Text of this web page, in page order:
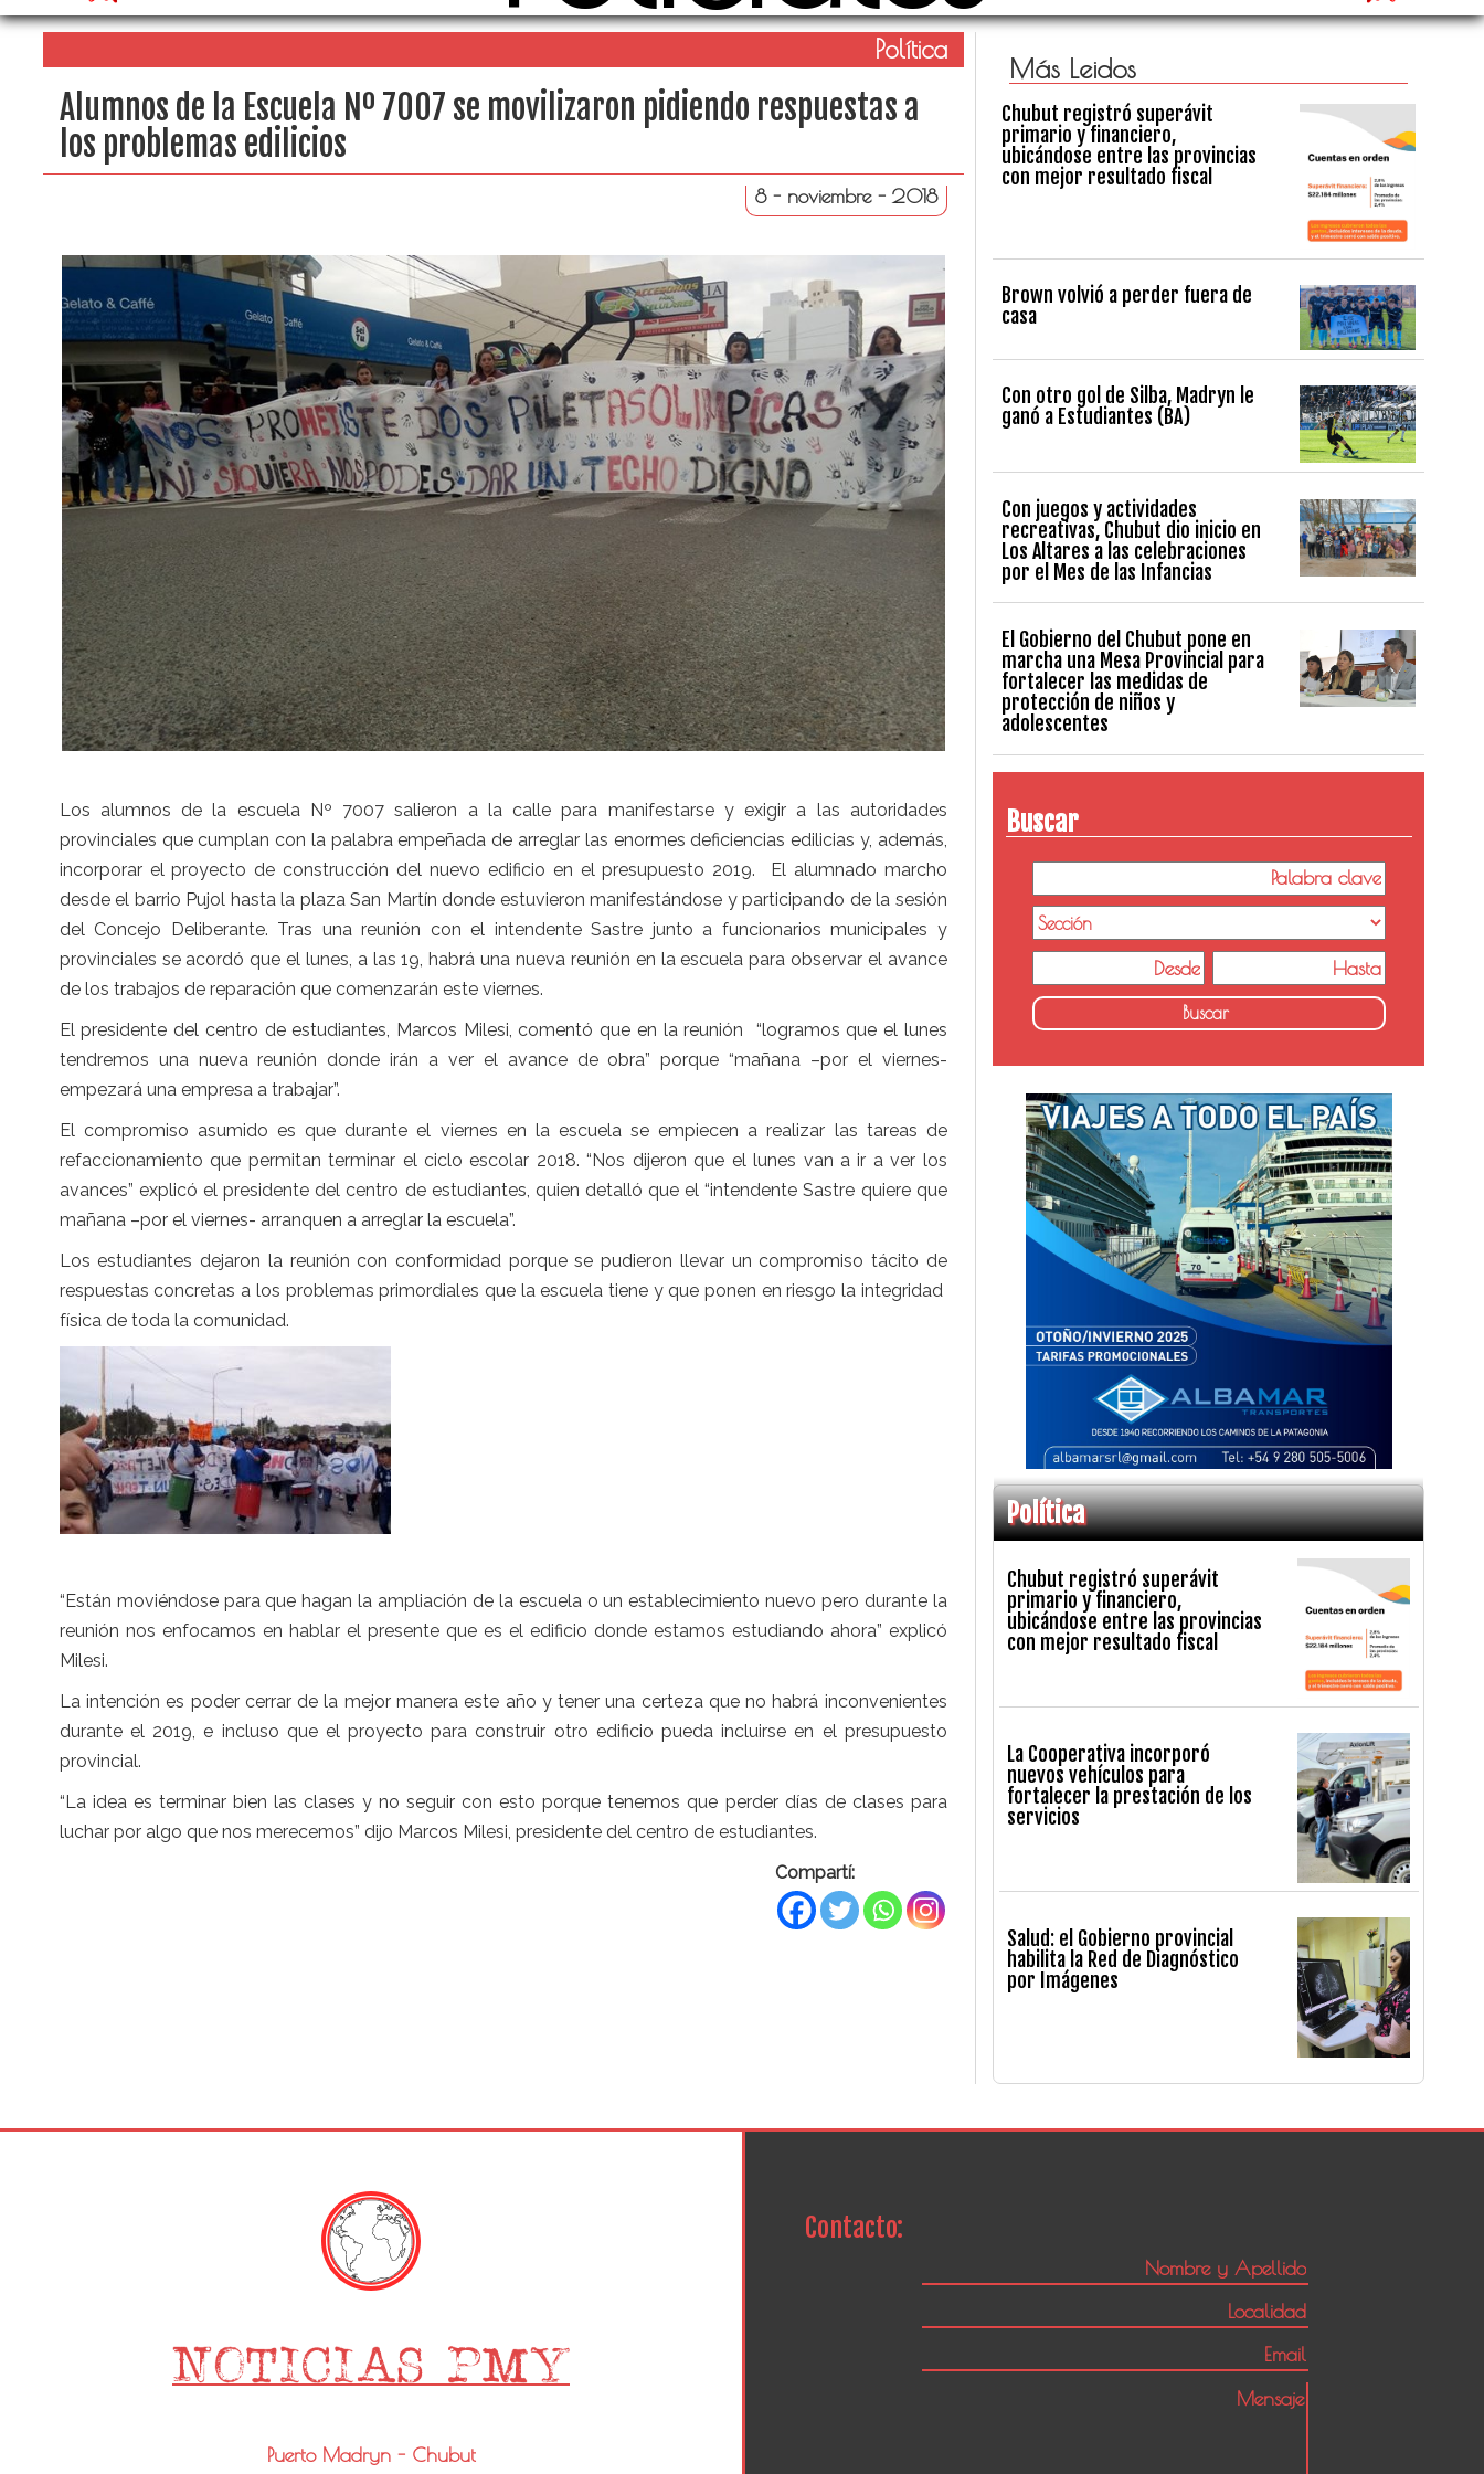
Política
Alumnos de la Escuela Nº 7007 se movilizaron pidiendo respuestas a
los problemas edilicios
8 - noviembre - 2018
Los alumnos de la escuela Nº 7007 salieron a la calle para manifestarse y exigir a las autoridades
provinciales que cumplan con la palabra empeñada de arreglar las enormes deficiencias edilicias y, además,
incorporar el proyecto de construcción del nuevo edificio en el presupuesto 2019. El alumnado marcho
desde el barrio Pujol hasta la plaza San Martín donde estuvieron manifestándose y participando de la sesión
del Concejo Deliberante. Tras una reunión con el intendente Sastre junto a funcionarios municipales y
provinciales se acordó que el lunes, a las 19, habrá una nueva reunión en la escuela para observar el avance
de los trabajos de reparación que comenzarán este viernes.
El presidente del centro de estudiantes, Marcos Milesi, comentó que en la reunión “logramos que el lunes
tendremos una nueva reunión donde irán a ver el avance de obra” porque “mañana –por el viernes-
empezará una empresa a trabajar”.
El compromiso asumido es que durante el viernes en la escuela se empiecen a realizar las tareas de
refaccionamiento que permitan terminar el ciclo escolar 2018. “Nos dijeron que el lunes van a ir a ver los
avances” explicó el presidente del centro de estudiantes, quien detalló que el “intendente Sastre quiere que
mañana –por el viernes- arranquen a arreglar la escuela”.
Los estudiantes dejaron la reunión con conformidad porque se pudieron llevar un compromiso tácito de
respuestas concretas a los problemas primordiales que la escuela tiene y que ponen en riesgo la integridad
física de toda la comunidad.
“Están moviéndose para que hagan la ampliación de la escuela o un establecimiento nuevo pero durante la
reunión nos enfocamos en hablar el presente que es el edificio donde estamos estudiando ahora” explicó
Milesi.
La intención es poder cerrar de la mejor manera este año y tener una certeza que no habrá inconvenientes
durante el 2019, e incluso que el proyecto para construir otro edificio pueda incluirse en el presupuesto
provincial.
“La idea es terminar bien las clases y no seguir con esto porque tenemos que perder días de clases para
luchar por algo que nos merecemos” dijo Marcos Milesi, presidente del centro de estudiantes.
Compartí:
Más Leidos
Chubut registró superávit
primario y financiero,
ubicándose entre las provincias
con mejor resultado fiscal
Brown volvió a perder fuera de
casa
Con otro gol de Silba, Madryn le
ganó a Estudiantes (BA)
Con juegos y actividades
recreativas, Chubut dio inicio en
Los Altares a las celebraciones
por el Mes de las Infancias
El Gobierno del Chubut pone en
marcha una Mesa Provincial para
fortalecer las medidas de
protección de niños y
adolescentes
Buscar
Política
Chubut registró superávit
primario y financiero,
ubicándose entre las provincias
con mejor resultado fiscal
La Cooperativa incorporó
nuevos vehículos para
fortalecer la prestación de los
servicios
Salud: el Gobierno provincial
habilita la Red de Diagnóstico
por Imágenes
Puerto Madryn - Chubut
Contacto: